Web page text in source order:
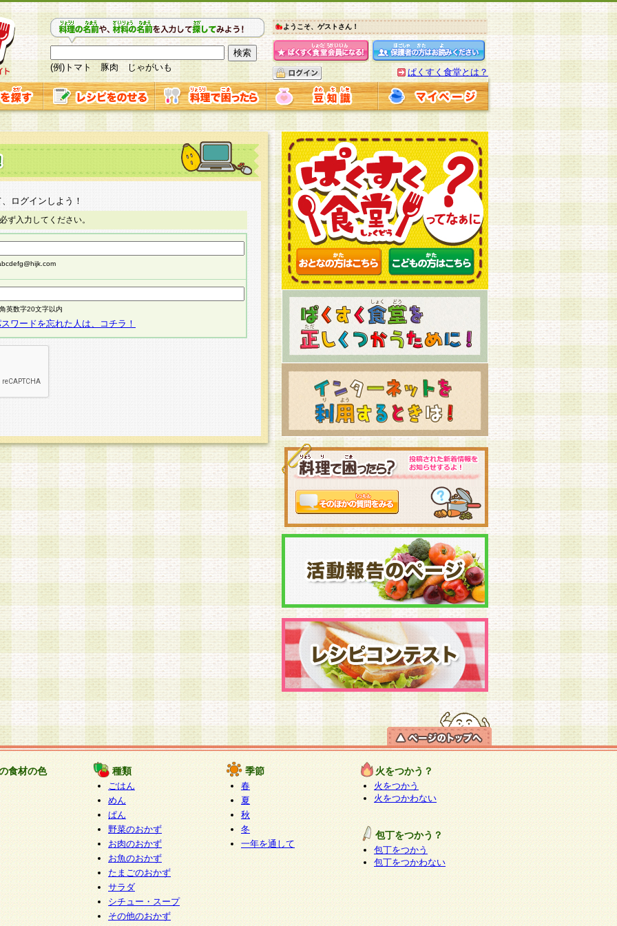
(例)トマト 豚肉 じゃがいも
ようこそ、ゲストさん！
ぱくすく食堂とは？
ログインしよう！
ず入力してください。
英数字20文字以内
ワードを忘れた人は、コチラ！
食材の色 種類
ごはん
めん
ぱん
野菜のおかず
お肉のおかず
お魚のおかず
たまごのおかず
サラダ
シチュー・スープ
その他のおかず
季節
春
夏
秋
冬
一年を通して
火をつかう？
火をつかう
火をつかわない
包丁をつかう？
包丁をつかう
包丁をつかわない